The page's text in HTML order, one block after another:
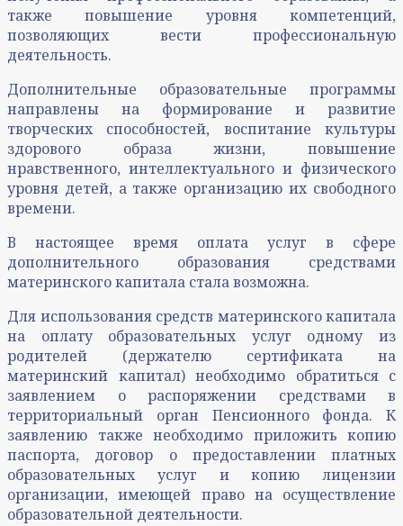
также повышение уровня компетенций,
позволяющих вести профессиональную
деятельность.
Дополнительные образовательные программы
направлены на формирование и развитие
творческих способностей, воспитание культуры
здорового образа жизни, повышение
нравственного, интеллектуального и физического
уровня детей, а также организацию их свободного
времени.
В настоящее время оплата услуг в сфере
дополнительного образования средствами
материнского капитала стала возможна.
Для использования средств материнского капитала
на оплату образовательных услуг одному из
родителей (держателю сертификата на
материнский капитал) необходимо обратиться с
заявлением о распоряжении средствами в
территориальный орган Пенсионного фонда. К
заявлению также необходимо приложить копию
паспорта, договор о предоставлении платных
образовательных услуг и копию лицензии
организации, имеющей право на осуществление
образовательной деятельности.